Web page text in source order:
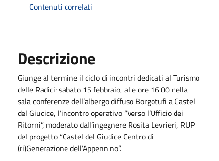
Contenuti correlati
Descrizione
Giunge al termine il ciclo di incontri dedicati al Turismo
delle Radici: sabato 15 febbraio, alle ore 16.00 nella
sala conferenze dell’albergo diffuso Borgotufi a Castel
del Giudice, l’incontro operativo “Verso l’Ufficio dei
Ritorni”, moderato dall’ingegnere Rosita Levrieri, RUP
del progetto “Castel del Giudice Centro di
(ri)Generazione dell’Appennino”.